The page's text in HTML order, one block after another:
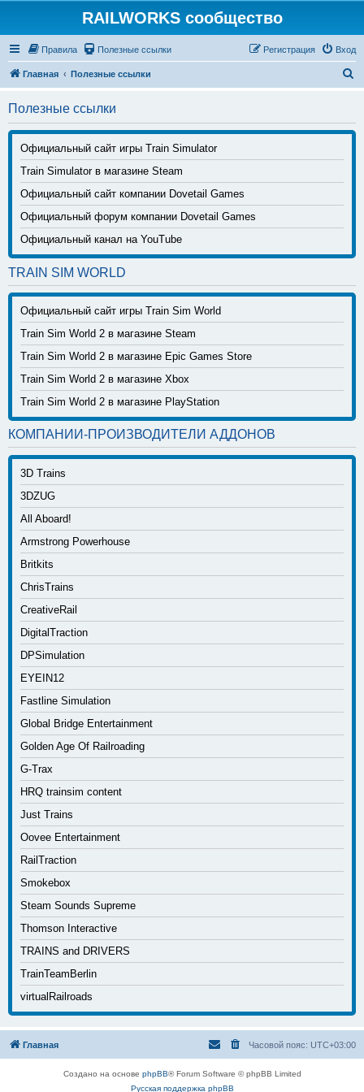
RAILWORKS сообщество
Правила Полезные ссылки Вход
Регистрация
Главная Полезные ссылки
с
Полезные ссылки
Официальный сайт игры Train Simulator
Train Simulator в магазине Steam
Официальный сайт компании Dovetail Games
Официальный форум компании Dovetail Games
Официальный канал на YouTube
TRAIN SIM WORLD
Официальный сайт игры Train Sim World
Train Sim World 2 в магазине Steam
Train Sim World 2 в магазине Epic Games Store
Train Sim World 2 в магазине Xbox
Train Sim World 2 в магазине PlayStation
КОМПАНИИ-ПРОИЗВОДИТЕЛИ АДДОНОВ
3D Trains
3DZUG
All Aboard!
Armstrong Powerhouse
Britkits
ChrisTrains
CreativeRail
DigitalTraction
DPSimulation
EYEIN12
Fastline Simulation
Global Bridge Entertainment
Golden Age Of Railroading
G-Trax
HRQ trainsim content
Just Trains
Oovee Entertainment
RailTraction
Smokebox
Steam Sounds Supreme
Thomson Interactive
TRAINS and DRIVERS
TrainTeamBerlin
virtualRailroads
Главная Часовой пояс: UTC+03:00
Создано на основе phpBB® Forum Software © phpBB Limited
Русская поддержка phpBB